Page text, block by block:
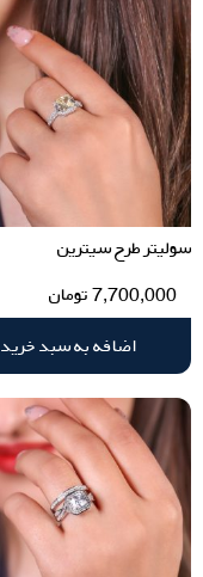
سولیتر طرح سیترین
7,700,000تومان
اضافه به سبد خرید